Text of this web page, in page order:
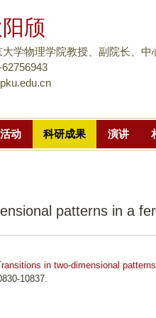
到
主
分
颀
大学物理学院教授、副院长、中
活动 科研成果 演讲
patterns in a
in two-dimensional
10837.